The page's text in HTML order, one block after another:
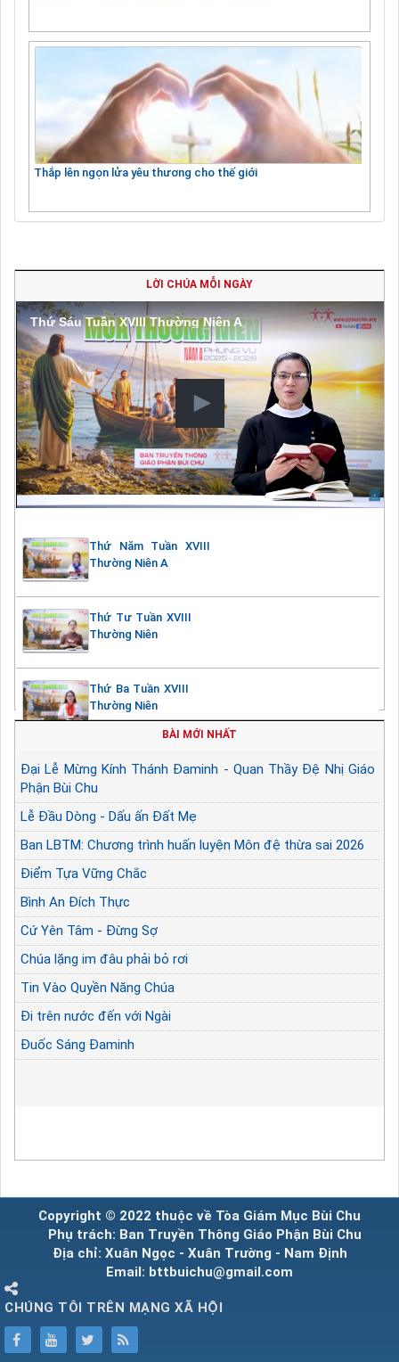
Thắp lên ngọn lửa yêu thương cho thế giới
LỜI CHÚA MỖI NGÀY
Thứ Sáu Tuần XVIII Thường Niên A
Thứ Năm Tuần XVIII
Thường Niên A
Thứ Tư Tuần XVIII
Thường Niên
Thứ Ba Tuần XVIII
Thường Niên
BÀI MỚI NHẤT
Đại Lễ Mừng Kính Thánh Đaminh - Quan Thầy Đệ Nhị Giáo
Phận Bùi Chu
Lễ Đầu Dòng - Dấu ấn Đất Mẹ
Ban LBTM: Chương trình huấn luyện Môn đệ thừa sai 2026
Điểm Tựa Vững Chắc
Bình An Đích Thực
Cứ Yên Tâm - Đừng Sợ
Chúa lặng im đâu phải bỏ rơi
Tin Vào Quyền Năng Chúa
Đi trên nước đến với Ngài
Đuốc Sáng Đaminh
Copyright © 2022 thuộc về Tòa Giám Mục Bùi Chu
Phụ trách: Ban Truyền Thông Giáo Phận Bùi Chu
Địa chỉ: Xuân Ngọc - Xuân Trường - Nam Định
Email: bttbuichu@gmail.com
CHÚNG TÔI TRÊN MẠNG XÃ HỘI